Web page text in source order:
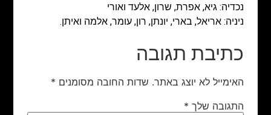
נכדיה: גיא, אפרת, שרון, אלעד ואורי
ניניה: אריאל, בארי, יונתן, רון, עומר, אלמה ואיתן.
כתיבת תגובה
האימייל לא יוצג באתר. שדות החובה מסומנים *
התגובה שלך *